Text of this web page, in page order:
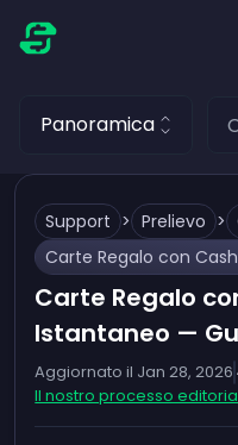
Panoramica
Support > Prelievo >
Carte Regalo
Istantaneo —
Aggiornato il Jan 28, 2026
Il nostro processo